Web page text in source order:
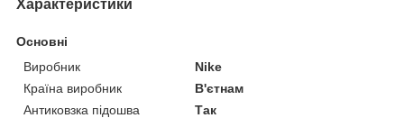
Характеристики
Основні
Виробник
Nike
Країна виробник
В'єтнам
Антиковзка підошва
Так